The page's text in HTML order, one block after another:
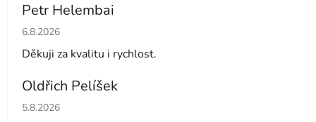
Petr Helembai
Hodnocení obchodu je 5 z 5 hvězdiček.
6.8.2026
Děkuji za kvalitu i rychlost.
Oldřich Pelíšek
Hodnocení obchodu je 5 z 5 hvězdiček.
5.8.2026